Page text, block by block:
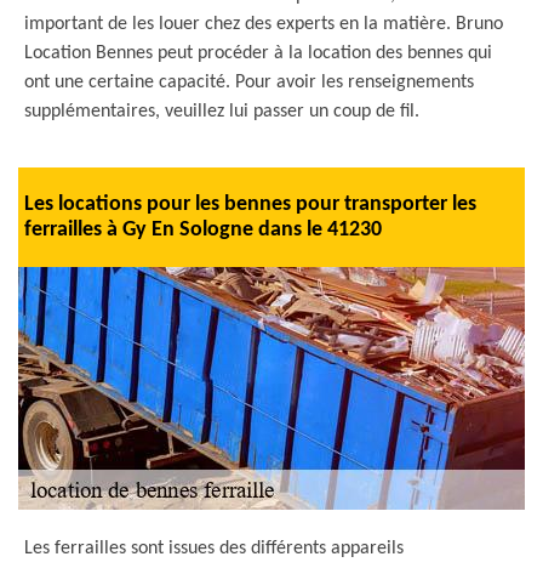
important de les louer chez des experts en la matière. Bruno
Location Bennes peut procéder à la location des bennes qui
ont une certaine capacité. Pour avoir les renseignements
supplémentaires, veuillez lui passer un coup de fil.
Les locations pour les bennes pour transporter les
ferrailles à Gy En Sologne dans le 41230
Les ferrailles sont issues des différents appareils